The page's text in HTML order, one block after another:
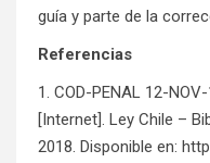
guía y parte de la
Referencias
1. COD-PENAL 12-
[Internet]. Ley Chile –
2018. Disponible en: